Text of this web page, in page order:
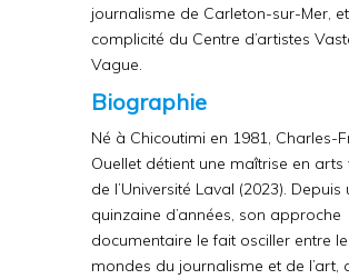
journalisme de Carleton-sur-Mer,
complicité du Centre d’artistes
Vague.
Biographie
Né à Chicoutimi en 1981, Charles-
Ouellet détient une maîtrise en arts
de l’Université Laval (2023). Depuis
quinzaine d’années, son approche
documentaire le fait osciller entre
mondes du journalisme et de l’art,